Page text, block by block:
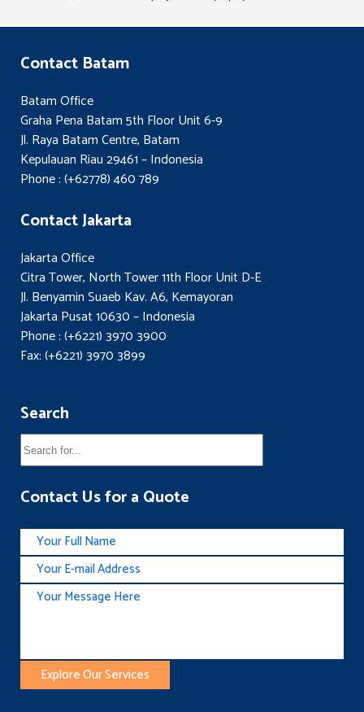
Contact Batam
Batam Office
Graha Pena Batam 5th Floor Unit 6-9
Jl. Raya Batam Centre, Batam
Kepulauan Riau 29461 – Indonesia
Phone : (+62778) 460 789
Contact Jakarta
Jakarta Office
Citra Tower, North Tower 11th Floor Unit D-E
Jl. Benyamin Suaeb Kav. A6, Kemayoran
Jakarta Pusat 10630 – Indonesia
Phone : (+6221) 3970 3900
Fax: (+6221) 3970 3899
Search
Contact Us for a Quote